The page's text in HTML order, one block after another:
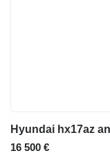
Hyundai hx17az
16 500 €